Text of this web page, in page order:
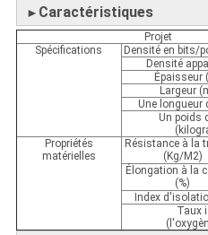
► Caractéristiques
Projet
Spécifications
Densité en bits/
Densité
Épaisseur
Largeur
Une longueur
Un poids
Propriétés
matérielles
Résistance à la
(Kg/M2)
Élongation à la
(%)
Index
Taux